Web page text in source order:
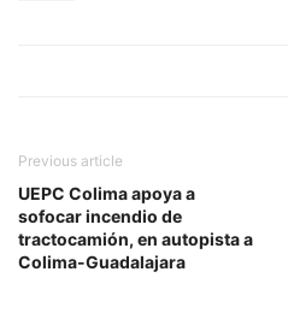
Previous article
UEPC Colima apoya a
sofocar incendio de
tractocamión, en autopista a
Colima-Guadalajara